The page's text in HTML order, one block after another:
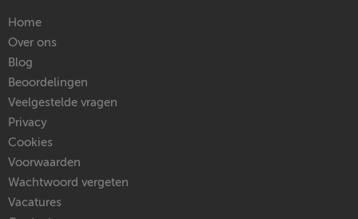
Home
Over ons
Blog
Beoordelingen
Veelgestelde vragen
Privacy
Cookies
Voorwaarden
Wachtwoord vergeten
Vacatures